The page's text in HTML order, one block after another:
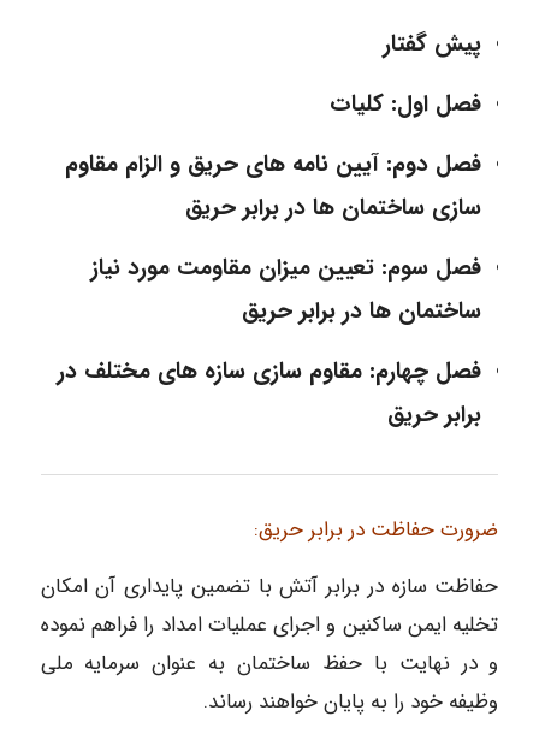
پیش گفتار
فصل اول: کلیات
فصل دوم: آیین نامه های حریق و الزام مقاوم
سازی ساختمان ها در برابر حریق
فصل سوم: تعیین میزان مقاومت مورد نیاز
ساختمان ها در برابر حریق
فصل چهارم: مقاوم سازی سازه های مختلف در
برابر حریق
ضرورت حفاظت در برابر حریق:
حفاظت سازه در برابر آتش با تضمین پایداری آن امکان
تخلیه ایمن ساکنین و اجرای عملیات امداد را فراهم نموده
و در نهایت با حفظ ساختمان به عنوان سرمایه ملی
وظیفه خود را به پایان خواهند رساند.